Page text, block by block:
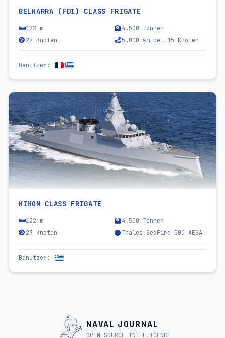
BELHARRA (FDI) CLASS FRIGATE
122 m
4.500 Tonnen
27 Knoten
5.000 sm bei 15 Knoten
Benutzer :
KIMON CLASS FRIGATE
122 m
4.500 Tonnen
27 Knoten
Thales SeaFire 500 AESA
Benutzer :
NAVAL JOURNAL
OPEN SOURCE INTELLIGENCE